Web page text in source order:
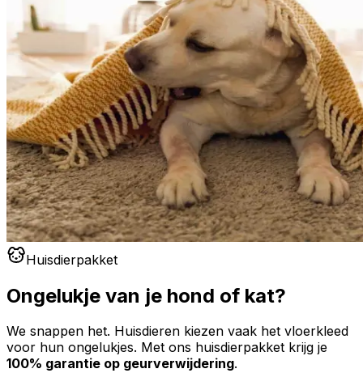
Huisdierpakket
Ongelukje van je hond of kat?
We snappen het. Huisdieren kiezen vaak het vloerkleed
voor hun ongelukjes. Met ons huisdierpakket krijg je
100% garantie op geurverwijdering.